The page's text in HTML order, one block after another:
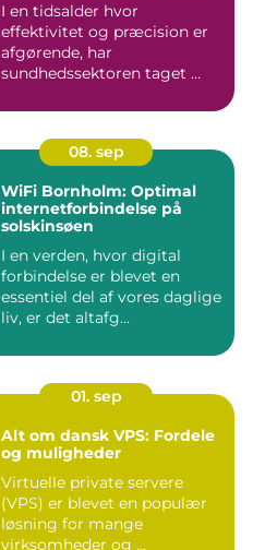
I en tidsalder hvor
effektivitet og præcision er
afgørende, har
sundhedssektoren taget ...
08. sep
WiFi Bornholm: Optimal
internetforbindelse på
solskinsøen
I en verden, hvor digital
forbindelse er blevet en
essentiel del af vores daglige
liv, er det altafg...
01. sep
Alt om dansk VPS: Fordele
og muligheder
Virtuelle private servere
(VPS) er blevet en populær
løsning for mange
virksomheder og ...